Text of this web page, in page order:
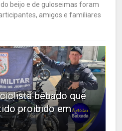
beijo e de guloseimas foram
amigos e familiares
bêbado que
proibido em